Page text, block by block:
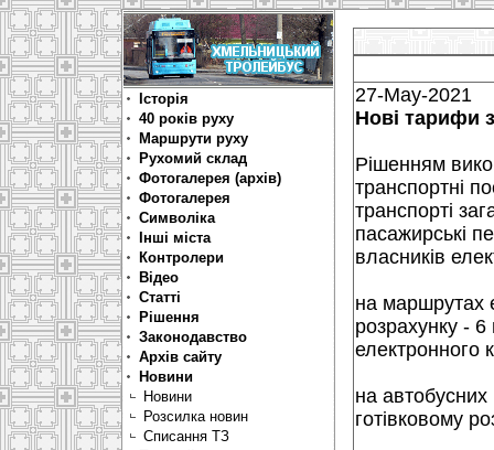
Історія
40 років руху
Маршрути руху
Рухомий склад
Фотогалерея (архів)
Фотогалерея
Символіка
Інші міста
Контролери
Відео
Статті
Рішення
Законодавство
Архів сайту
Новини
Новини
Розсилка новин
Списання ТЗ
27-May-2021
Нові тарифи
Рішенням
транспортні
транспорті
пасажирські
власників
на маршрутах
розрахунку - 6
електронного
на
готівковому